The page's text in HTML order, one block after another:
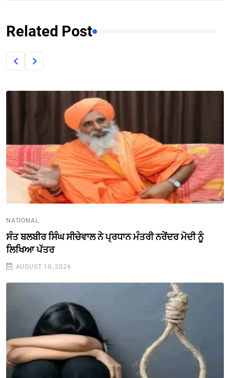
Related Post
NATIONAL
ਸੰਤ ਬਲਬੀਰ ਸਿੰਘ ਸੀਚੇਵਾਲ ਨੇ ਪ੍ਰਧਾਨ ਮੰਤਰੀ ਨਰੇਂਦਰ ਮੋਦੀ ਨੂੰ
ਲਿਖਿਆ ਪੱਤਰ
AUGUST 10, 2026